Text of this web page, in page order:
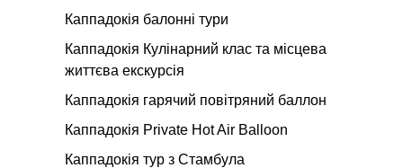
Каппадокія балонні тури
Каппадокія Кулінарний клас та місцева
життєва екскурсія
Каппадокія гарячий повітряний баллон
Каппадокія Private Hot Air Balloon
Каппадокія тур з Стамбула